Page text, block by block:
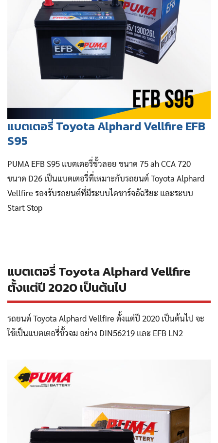
แบตเตอรี่ Toyota Alphard Vellfire EFB
S95
PUMA EFB S95 แบตเตอรี่ขั้วลอย ขนาด 75 ah CCA 720
ขนาด D26 เป็นแบตเตอรี่ที่เหมาะกับรถยนต์ Toyota Alphard
Vellfire รองรับรถยนต์ที่มีระบบไดชาร์จอัฉริยะ และระบบ
Start Stop
แบตเตอรี่ Toyota Alphard Vellfire
ตั้งแต่ปี 2020 เป็นต้นไป
รถยนต์ Toyota Alphard Vellfire ตั้งแต่ปี 2020 เป็นต้นไป จะ
ใช้เป็นแบตเตอรี่ขั้วจม อย่าง DIN56219 และ EFB LN2